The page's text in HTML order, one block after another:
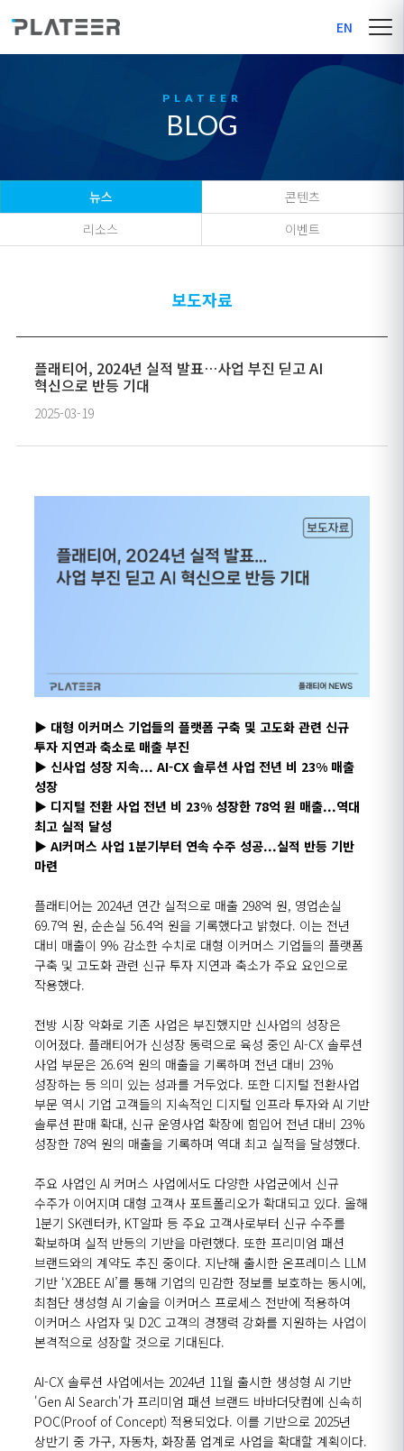
EN
BLOG
뉴스
콘텐츠
리소스
이벤트
보도자료
플래티어, 2024년 실적 발표…사업 부진 딛고 AI
혁신으로 반등 기대
2025-03-19
▶ 대형 이커머스 기업들의 플랫폼 구축 및 고도화 관련 신규
투자 지연과 축소로 매출 부진
▶ 신사업 성장 지속... AI-CX 솔루션 사업 전년 비 23% 매출
성장
▶ 디지털 전환 사업 전년 비 23% 성장한 78억 원 매출...역대
최고 실적 달성
▶ AI커머스 사업 1분기부터 연속 수주 성공...실적 반등 기반
마련
플래티어는 2024년 연간 실적으로 매출 298억 원, 영업손실
69.7억 원, 순손실 56.4억 원을 기록했다고 밝혔다. 이는 전년
대비 매출이 9% 감소한 수치로 대형 이커머스 기업들의 플랫폼
구축 및 고도화 관련 신규 투자 지연과 축소가 주요 요인으로
작용했다.
전방 시장 악화로 기존 사업은 부진했지만 신사업의 성장은
이어졌다. 플래티어가 신성장 동력으로 육성 중인 AI-CX 솔루션
사업 부문은 26.6억 원의 매출을 기록하며 전년 대비 23%
성장하는 등 의미 있는 성과를 거두었다. 또한 디지털 전환사업
부문 역시 기업 고객들의 지속적인 디지털 인프라 투자와 AI 기반
솔루션 판매 확대, 신규 운영사업 확장에 힘입어 전년 대비 23%
성장한 78억 원의 매출을 기록하며 역대 최고 실적을 달성했다.
주요 사업인 AI 커머스 사업에서도 다양한 사업군에서 신규
수주가 이어지며 대형 고객사 포트폴리오가 확대되고 있다. 올해
1분기 SK렌터카, KT알파 등 주요 고객사로부터 신규 수주를
확보하며 실적 반등의 기반을 마련했다. 또한 프리미엄 패션
브랜드와의 계약도 추진 중이다. 지난해 출시한 온프레미스 LLM
기반 ‘X2BEE AI’를 통해 기업의 민감한 정보를 보호하는 동시에,
최첨단 생성형 AI 기술을 이커머스 프로세스 전반에 적용하여
이커머스 사업자 및 D2C 고객의 경쟁력 강화를 지원하는 사업이
본격적으로 성장할 것으로 기대된다.
AI-CX 솔루션 사업에서는 2024년 11월 출시한 생성형 AI 기반
'Gen AI Search'가 프리미엄 패션 브랜드 바바더닷컴에 신속히
POC(Proof of Concept) 적용되었다. 이를 기반으로 2025년
상반기 중 가구, 자동차, 화장품 업계로 사업을 확대할 계획이다.